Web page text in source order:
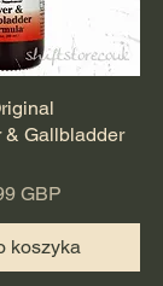
& Gallbladder
rabatowa
GBP
koszyka